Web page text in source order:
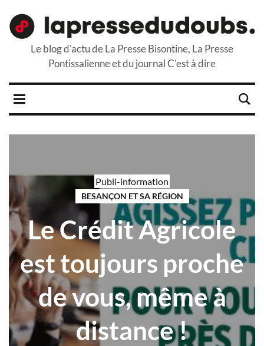
Le blog d'actu de La Presse Bisontine, La Presse
Pontissalienne et du journal C'est à dire
Publi-information
BESANÇON ET SA RÉGION
Le Crédit Agricole
est toujours proche
de vous, même à
distance !